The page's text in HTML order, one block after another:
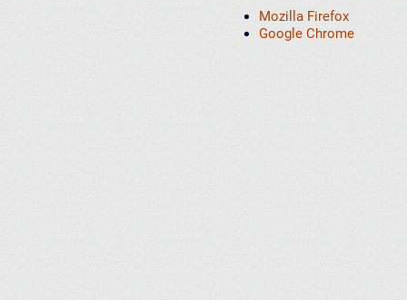
Mozilla Firefox
Google Chrome